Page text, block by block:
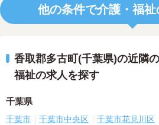
他の条件で介護・福
香取郡多古町(千葉県)の近隣
福祉の求人を探す
千葉県
千葉市 千葉市中央区 千葉市花見川区